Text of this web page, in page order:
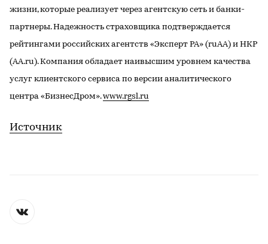
жизни, которые реализует через агентскую сеть и банки-
партнеры. Надежность страховщика подтверждается
рейтингами российских агентств «Эксперт РА» (ruAA) и НКР
(AA.ru). Компания обладает наивысшим уровнем качества
услуг клиентского сервиса по версии аналитического
центра «БизнесДром».www.rgsl.ru
Источник